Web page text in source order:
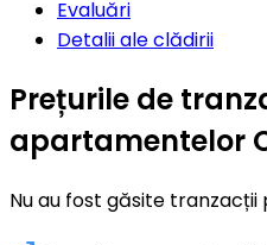
Evaluări
Detalii ale clădirii
Prețurile de
apartamentelor
Nu au fost găsite